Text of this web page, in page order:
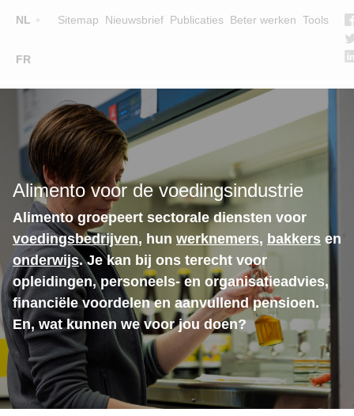
NL
FR
Sitemap Nieuwsbrief Publicaties Beter werken Tools
Main
navigation
OPLEIDINGEN
LESGEVERS
WIE ZIJN WE
TEAM
CONTACT
ZOEK EEN OPLEIDING
Alimento voor de voedingsindustrie
Alimento groepeert sectorale diensten voor
voedingsbedrijven, hun werknemers, bakkers en
onderwijs. Je kan bij ons terecht voor
opleidingen, personeels- en organisatieadvies,
financiële voordelen en aanvullend pensioen.
En, wat kunnen we voor jou doen?